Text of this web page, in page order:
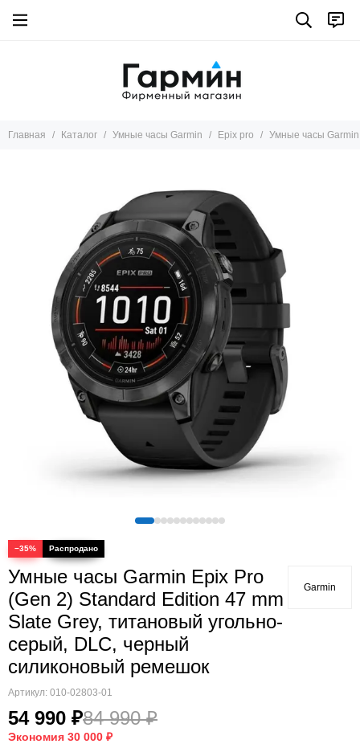
Forerunner
Tactix 7
Venu X1
Главная Каталог Умные часы Garmin Epix pro Умные часы Garmin
−35%
Умные часы Garmin Epix Pro
(Gen 2) Standard Edition 47 mm
Slate Grey, титановый угольно-
серый, DLC, черный
силиконовый ремешок
Артикул: 010-02803-01
54 990 ₽84 990 ₽
Экономия 30 000 ₽
Garmin